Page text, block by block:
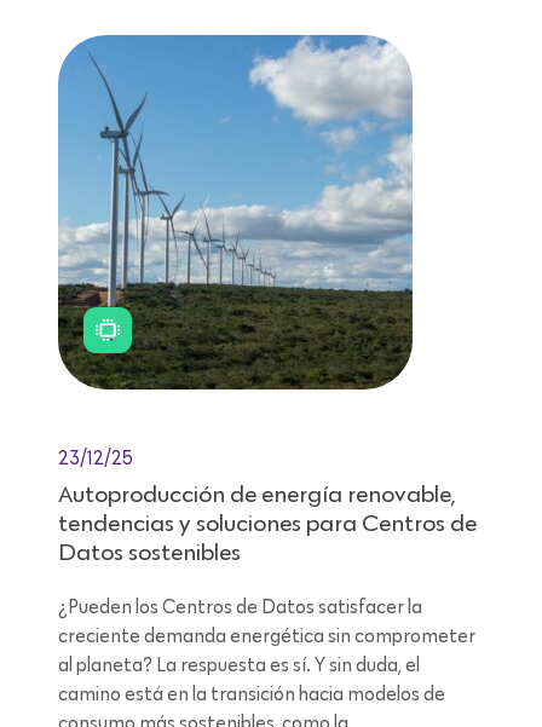
23/12/25
Autoproducción de energía renovable,
tendencias y soluciones para Centros de
Datos sostenibles
¿Pueden los Centros de Datos satisfacer la
creciente demanda energética sin comprometer
al planeta? La respuesta es sí. Y sin duda, el
camino está en la transición hacia modelos de
consumo más sostenibles, como la